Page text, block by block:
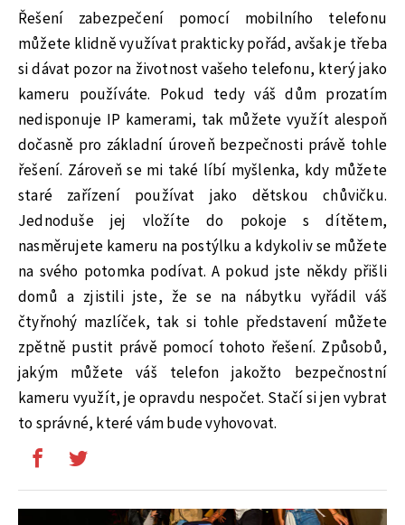
Řešení zabezpečení pomocí mobilního telefonu
můžete klidně využívat prakticky pořád, avšak je třeba
si dávat pozor na životnost vašeho telefonu, který jako
kameru používáte. Pokud tedy váš dům prozatím
nedisponuje IP kamerami, tak můžete využít alespoň
dočasně pro základní úroveň bezpečnosti právě tohle
řešení. Zároveň se mi také líbí myšlenka, kdy můžete
staré zařízení používat jako dětskou chůvičku.
Jednoduše jej vložíte do pokoje s dítětem,
nasměrujete kameru na postýlku a kdykoliv se můžete
na svého potomka podívat. A pokud jste někdy přišli
domů a zjistili jste, že se na nábytku vyřádil váš
čtyřnohý mazlíček, tak si tohle představení můžete
zpětně pustit právě pomocí tohoto řešení. Způsobů,
jakým můžete váš telefon jakožto bezpečnostní
kameru využít, je opravdu nespočet. Stačí si jen vybrat
to správné, které vám bude vyhovovat.